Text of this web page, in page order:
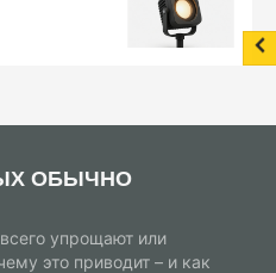
ОБЫЧНО
упрощают или
это приводит – и как